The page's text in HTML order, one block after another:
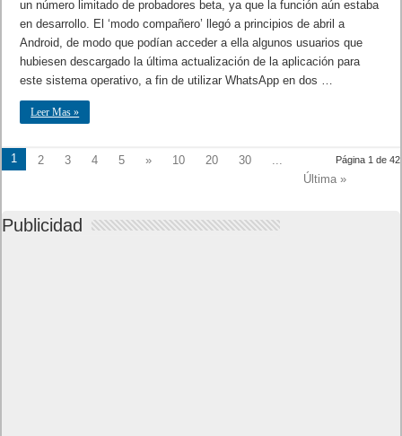
un número limitado de probadores beta, ya que la función aún estaba
en desarrollo. El ‘modo compañero’ llegó a principios de abril a
Android, de modo que podían acceder a ella algunos usuarios que
hubiesen descargado la última actualización de la aplicación para
este sistema operativo, a fin de utilizar WhatsApp en dos …
Leer Mas »
Página 1 de 42
1 2 3 4 5 » 10 20 30
Última »
Publicidad